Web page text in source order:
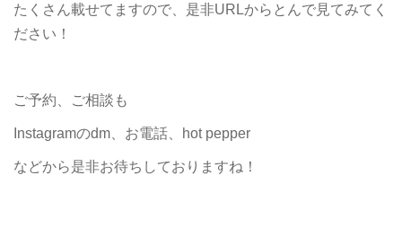
たくさん載せてますので、是非URLからとんで見てみてく
ださい！
ご予約、ご相談も
Instagramのdm、お電話、hot pepper
などから是非お待ちしておりますね！